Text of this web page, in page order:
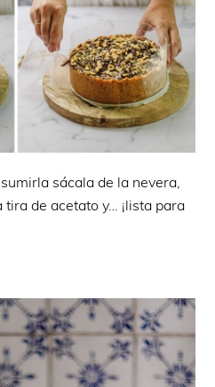
sácala de la nevera,
de acetato y… ¡lista para